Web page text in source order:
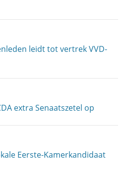
leidt tot vertrek VVD-
extra Senaatszetel op
Eerste-Kamerkandidaat